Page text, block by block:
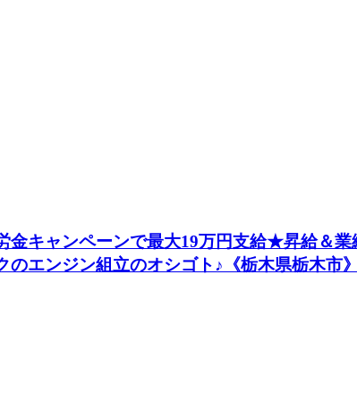
金キャンペーンで最大19万円支給★昇給＆
エンジン組立のオシゴト♪《栃木県栃木市》